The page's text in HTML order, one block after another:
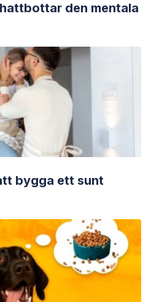
den mentala
bygga ett sunt